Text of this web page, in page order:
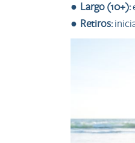
● Largo (10+):
● Retiros: